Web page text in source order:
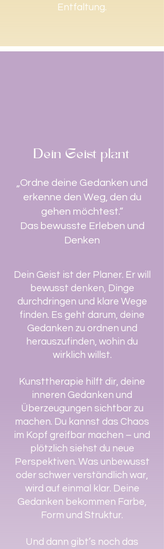
Entfaltung.
Dein Geist plant
„Ordne deine Gedanken und
erkenne den Weg, den du
gehen möchtest.“
Das bewusste Erleben und
Denken
Dein Geist ist der Planer. Er will
bewusst denken, Dinge
durchdringen und klare Wege
finden. Es geht darum, deine
Gedanken zu ordnen und
herauszufinden, wohin du
wirklich willst.
Kunsttherapie hilft dir, deine
inneren Gedanken und
Überzeugungen sichtbar zu
machen. Du kannst das Chaos
im Kopf greifbar machen – und
plötzlich siehst du neue
Perspektiven. Was unbewusst
oder schwer verständlich war,
wird auf einmal klar. Deine
Gedanken bekommen Farbe,
Form und Struktur.
Und dann gibt’s noch das